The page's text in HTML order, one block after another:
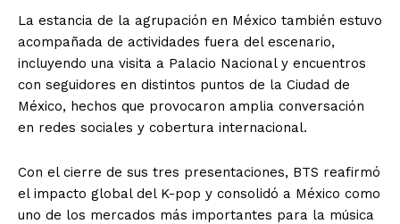
La estancia de la agrupación en México también estuvo
acompañada de actividades fuera del escenario,
incluyendo una visita a Palacio Nacional y encuentros
con seguidores en distintos puntos de la Ciudad de
México, hechos que provocaron amplia conversación
en redes sociales y cobertura internacional.
Con el cierre de sus tres presentaciones, BTS reafirmó
el impacto global del K-pop y consolidó a México como
uno de los mercados más importantes para la música